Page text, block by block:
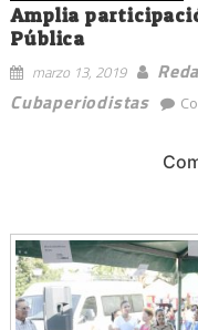
Amplia
Pública
marzo 13, 2019
Cubaperiodistas